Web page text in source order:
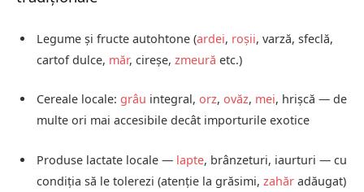
Legume și fructe autohtone (ardei, roșii, varză, sfeclă,
cartof dulce, măr, cireșe, zmeură etc.)
Cereale locale: grâu integral, orz, ovăz, mei, hrișcă — de
multe ori mai accesibile decât importurile exotice
Produse lactate locale — lapte, brânzeturi, iaurturi — cu
condiția să le tolerezi (atenție la grăsimi, zahăr adăugat)